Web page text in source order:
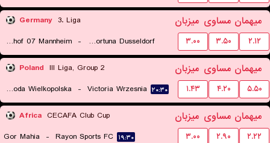
Germany 3. Liga میزبان مساوی میهمان
SV Waldhof 07 Mannheim - TSV Fortuna Dusseldorf
۲۰:۳۰
۳.۰۰ ۳.۵۰ ۲.۱۲
Poland III Liga, Group 2 میزبان مساوی میهمان
Polonia Sroda Wielkopolska - Victoria Wrzesnia ۲۰:۳۰ ۱.۴۳ ۴.۲۰ ۵.۵۰
Africa CECAFA Club Cup میزبان مساوی میهمان
Gor Mahia - Rayon Sports FC ۱۹:۳۰ ۳.۰۰ ۲.۹۰ ۲.۲۲